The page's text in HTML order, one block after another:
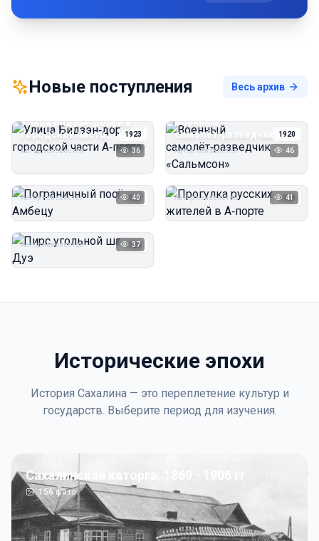
Новые поступления Весь архив
1923
Улица Бидзэн‑дорри в
городской части
А‑порта
Автор неизвестен 36
1920
Военный
самолёт‑разведчик
«Сальмсон»
Автор неизвестен 46
1923
Автор неизвестен 40 1923
Прогулка русских
Автор неизвестен 41
1923
Пирс угольной шахты
Автор неизвестен 37
Исторические эпохи
История Сахалина — это переплетение культур и
государств. Выберите период для изучения.
Сахалинская каторга: 1869 - 1906 гг
156фото